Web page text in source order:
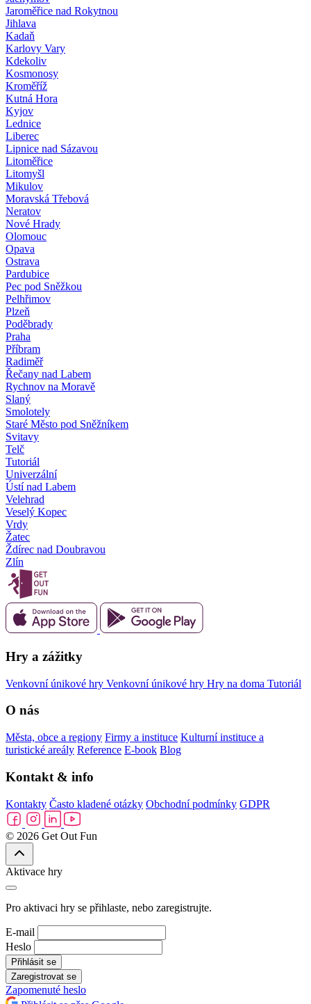
Jaroměřice nad Rokytnou
Jihlava
Kadaň
Karlovy Vary
Kdekoliv
Kosmonosy
Kroměříž
Kutná Hora
Kyjov
Lednice
Liberec
Lipnice nad Sázavou
Litoměřice
Litomyšl
Mikulov
Moravská Třebová
Neratov
Nové Hrady
Olomouc
Opava
Ostrava
Pardubice
Pec pod Sněžkou
Pelhřimov
Plzeň
Poděbrady
Praha
Příbram
Radiměř
Řečany nad Labem
Rychnov na Moravě
Slaný
Smolotely
Staré Město pod Sněžníkem
Svitavy
Telč
Tutoriál
Univerzální
Ústí nad Labem
Velehrad
Veselý Kopec
Vrdy
Žatec
Ždírec nad Doubravou
Zlín
Hry a zážitky
Venkovní únikové hry Venkovní únikové hry Hry na doma Tutoriál
O nás
Města, obce a regiony Firmy a instituce Kulturní instituce a
turistické areály Reference E-book Blog
Kontakt & info
Kontakty Často kladené otázky Obchodní podmínky GDPR
© 2026 Get Out Fun
Aktivace hry
Pro aktivaci hry se přihlaste, nebo zaregistrujte.
E-mail
Heslo
Přihlásit se
Zaregistrovat se
Zapomenuté heslo